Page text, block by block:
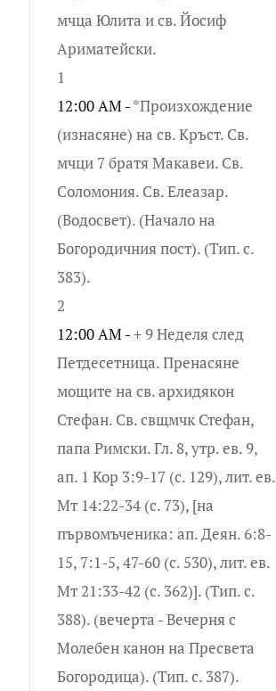
мчца Юлита и св. Йосиф
Ариматейски.
1
12:00 AM -*Произхождение
(изнасяне) на св. Кръст. Св.
мчци 7 братя Макавеи. Св.
Соломония. Св. Елеазар.
(Водосвет). (Начало на
Богородичния пост). (Тип. с.
383).
2
12:00 AM -+ 9 Неделя след
Петдесетница. Пренасяне
мощите на св. архидякон
Стефан. Св. свщмчк Стефан,
папа Римски. Гл. 8, утр. ев. 9,
ап. 1 Кор 3:9-17 (с. 129), лит. ев.
Мт 14:22-34 (с. 73), [на
първомъченика: ап. Деян. 6:8-
15, 7:1-5, 47-60 (с. 530), лит. ев.
Мт 21:33-42 (с. 362)]. (Тип. с.
388). (вечерта - Вечерня с
Молебен канон на Пресвета
Богородица). (Тип. с. 387).